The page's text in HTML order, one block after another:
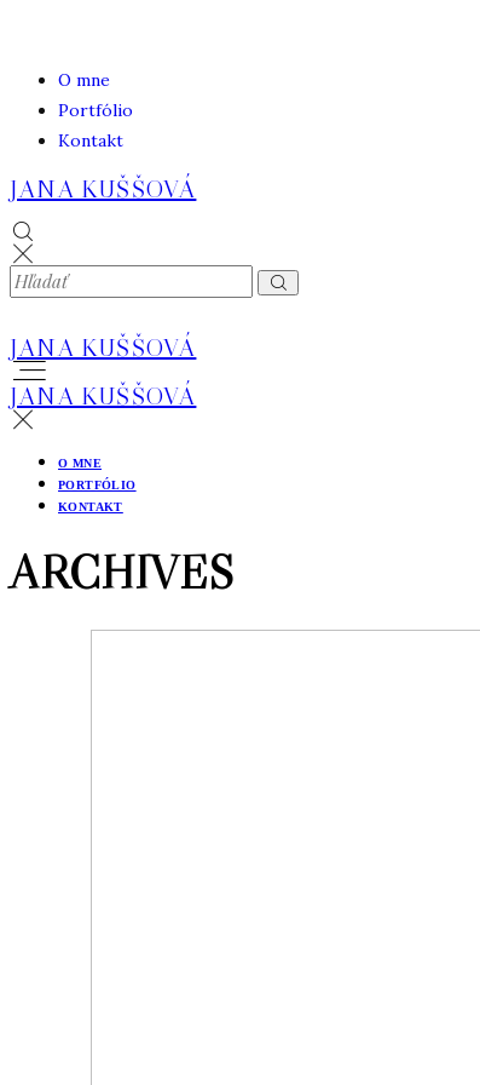
O mne
Portfólio
Kontakt
JANA KUŠŠOVÁ
JANA KUŠŠOVÁ
JANA KUŠŠOVÁ
O MNE
PORTFÓLIO
KONTAKT
ARCHIVES